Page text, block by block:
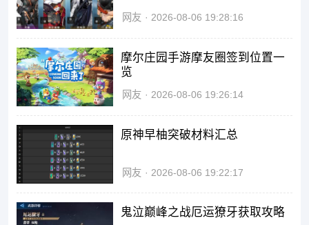
网友 2026-08-06 19:28:16
摩尔庄园手游摩友圈签到位置一
览
网友 2026-08-06 19:26:14
原神早柚突破材料汇总
网友 2026-08-06 19:22:17
鬼泣巅峰之战厄运獠牙获取攻略